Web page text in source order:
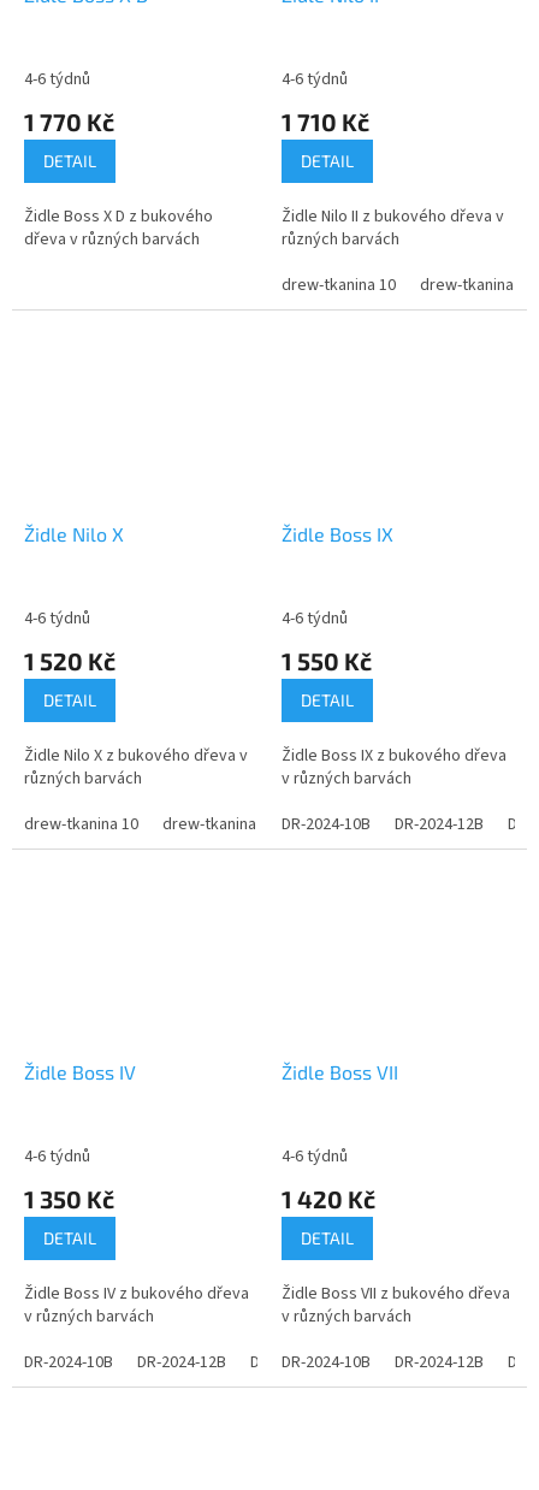
4-6 týdnů
1 770 Kč
DETAIL
Židle Boss X D z bukového
dřeva v různých barvách
4-6 týdnů
1 710 Kč
DETAIL
Židle Nilo II z bukového dřeva v
různých barvách
drew-tkanina 10
drew-tkanina 11
Židle Nilo X
4-6 týdnů
1 520 Kč
DETAIL
Židle Nilo X z bukového dřeva v
různých barvách
drew-tkanina 10
drew-tkanina 11 drew-tkanina 12 drew-tkanina
Židle Boss IX
4-6 týdnů
1 550 Kč
DETAIL
Židle Boss IX z bukového dřeva
v různých barvách
DR-2024-10B
DR-2024-12B DR-
Židle Boss IV
4-6 týdnů
1 350 Kč
DETAIL
Židle Boss IV z bukového dřeva
v různých barvách
DR-2024-10B
DR-2024-12B DR-2024-14B DR-2024-16B DR-
Židle Boss VII
4-6 týdnů
1 420 Kč
DETAIL
Židle Boss VII z bukového dřeva
v různých barvách
DR-2024-10B
DR-2024-12B DR-